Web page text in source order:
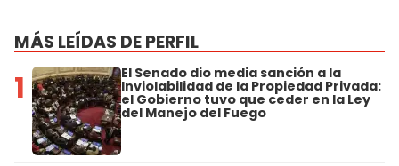
MÁS LEÍDAS DE PERFIL
1 El Senado dio media sanción a la
Inviolabilidad de la Propiedad Privada:
el Gobierno tuvo que ceder en la Ley
del Manejo del Fuego